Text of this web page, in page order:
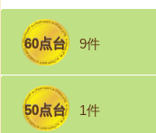
60点台 9件
50点台 1件